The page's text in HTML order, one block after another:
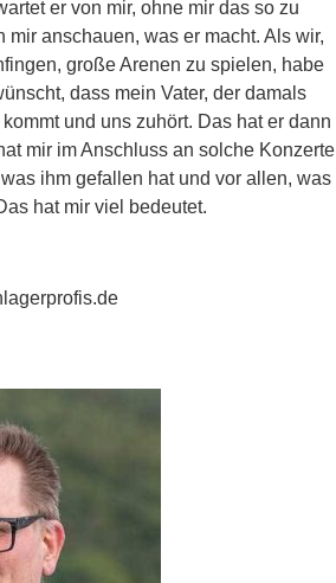
er von mir, ohne mir das so zu
anschauen, was er macht. Als wir,
große Arenen zu spielen, habe
dass mein Vater, der damals
und uns zuhört. Das hat er dann
mir im Anschluss an solche Konzerte
ihm gefallen hat und vor allen, was
hat mir viel bedeutet.